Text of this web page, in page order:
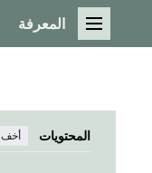
القائمة الرئيسية
المعرفة
المحتويات أخف